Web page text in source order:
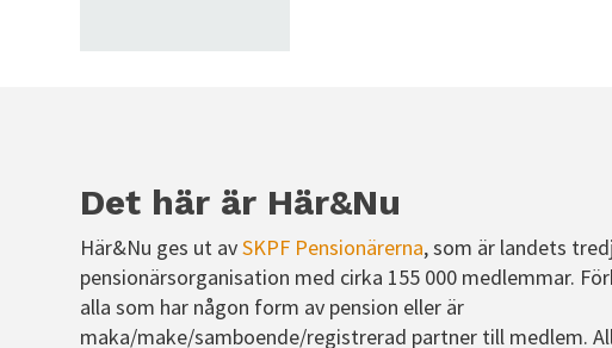
Det här är Här&Nu
Här&Nu ges ut avSKPF Pensionärerna, som är landets
pensionärsorganisation med cirka 155 000 medlemmar.
alla som har någon form av pension eller är
maka/make/samboende/registrerad partner till medlem.